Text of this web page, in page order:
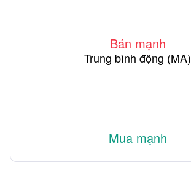
Bán mạnh
Trung bình động (MA)
Mua mạnh